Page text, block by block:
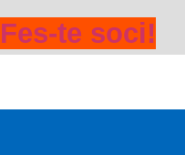
Fes-te soci!